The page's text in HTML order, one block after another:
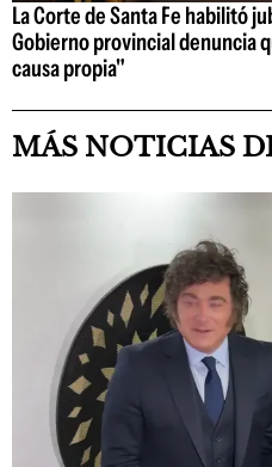
La Corte de Santa Fe habilitó
Gobierno provincial denuncia
causa propia"
MÁS NOTICIAS